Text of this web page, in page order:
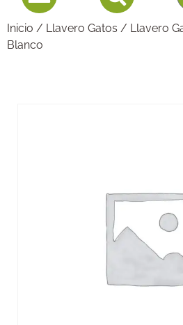
Inicio / Llavero Gatos / Llavero
Blanco